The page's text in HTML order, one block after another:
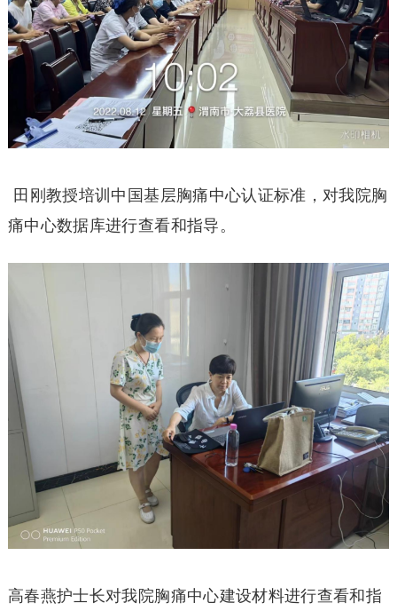
田刚教授培训中国基层胸痛中心认证标准，对我院胸
痛中心数据库进行查看和指导。
高春燕护士长对我院胸痛中心建设材料进行查看和指